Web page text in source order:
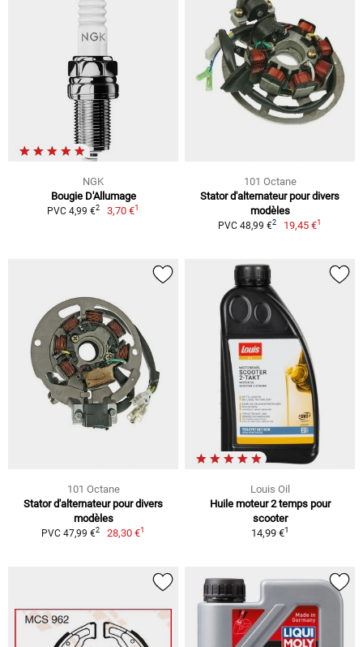
NGK
Bougie D'Allumage
PVC 4,99 €2 3,70 €1
101 Octane
Stator d'alternateur pour divers
modèles
PVC 48,99 €2 19,45 €1
101 Octane
Stator d'alternateur pour divers
modèles
PVC 47,99 €2 28,30 €1
Louis Oil
Huile moteur 2 temps pour
scooter
14,99 €1